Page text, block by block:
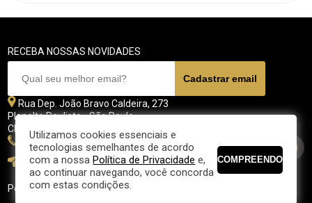
RECEBA NOSSAS NOVIDADES
Rua Dep. João Bravo Caldeira, 273
Planalto Paulista - São Paulo
CEP 04071 - 045
11 5070-4700
fpgolfe@fpgolfe.com.br
Política de privacidade
Utilizamos cookies essenciais e
tecnologias semelhantes de acordo
com a nossaPolítica de Privacidade e,
ao continuar navegando, você concorda
com estas condições.